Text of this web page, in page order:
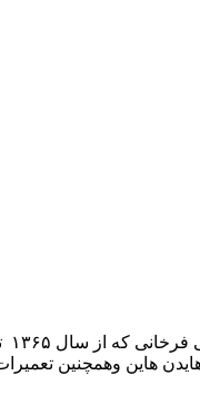
هاین وهمچنین